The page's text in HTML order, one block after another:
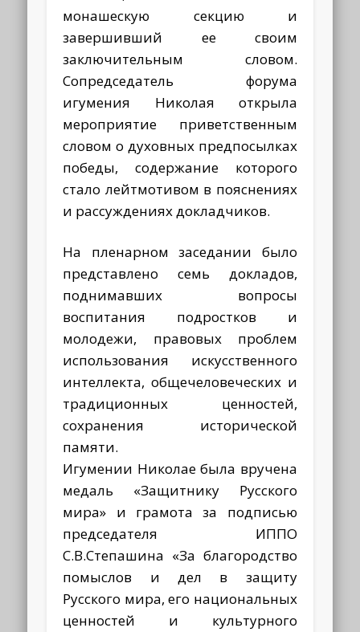
монашескую секцию и
завершивший ее своим
заключительным словом.
Сопредседатель форума
игумения Николая открыла
мероприятие приветственным
словом о духовных предпосылках
победы, содержание которого
стало лейтмотивом в пояснениях
и рассуждениях докладчиков.
На пленарном заседании было
представлено семь докладов,
поднимавших вопросы
воспитания подростков и
молодежи, правовых проблем
использования искусственного
интеллекта, общечеловеческих и
традиционных ценностей,
сохранения исторической
памяти.
Игумении Николае была вручена
медаль «Защитнику Русского
мира» и грамота за подписью
председателя ИППО
С.В.Степашина «За благородство
помыслов и дел в защиту
Русского мира, его национальных
ценностей и культурного